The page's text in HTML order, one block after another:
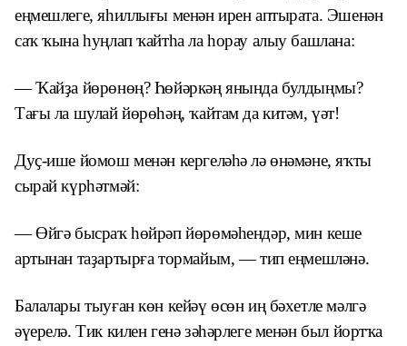
еңмешлеге, яһиллығы менән ирен аптырата. Эшенән
саҡ ҡына һуңлап ҡайтһа ла һорау алыу башлана:
— Ҡайҙа йөрөнөң? Һөйәркәң янында булдыңмы?
Тағы ла шулай йөрөһәң, ҡайтам да китәм, үәт!
Дуҫ-ише йомош менән кергеләһә лә өнәмәне, яҡты
сырай күрһәтмәй:
— Өйгә бысраҡ һөйрәп йөрөмәһендәр, мин кеше
артынан таҙартырға тормайым, — тип еңмешләнә.
Балалары тыуған көн кейәү өсөн иң бәхетле мәлгә
әүерелә. Тик килен генә зәһәрлеге менән был йортҡа